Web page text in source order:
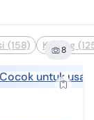
(158) Kavling
8
Cocok untuk